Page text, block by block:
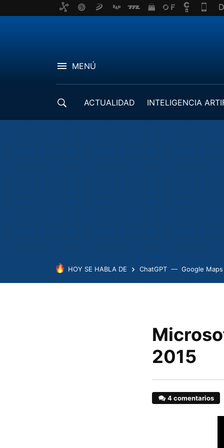
MENÚ
ACTUALIDAD INTELIGENCIA
HOY SE HABLA DE ChatGPT Google Maps
2015
4 comentarios